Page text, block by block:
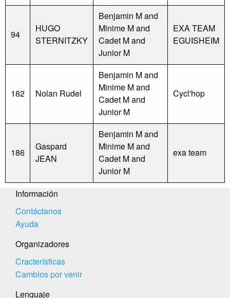
94
HUGO
STERNITZKY
Benjamin M and
Minime M and
Cadet M and
Junior M
EXA TEAM
EGUISHEIM
182 Nolan Rudel
Benjamin M and
Minime M and
Cadet M and
Junior M
Cycl'hop
186
Gaspard
JEAN
Benjamin M and
Minime M and
Cadet M and
Junior M
exa team
Información
Contáctanos
Ayuda
Organizadores
Cracterísticas
Cambios por venir
Lenguaje